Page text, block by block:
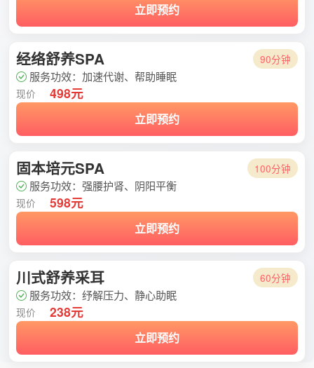
立即预约
经络舒养SPA 90分钟
服务功效：加速代谢、帮助睡眠
现价 498元
立即预约
固本培元SPA 100分钟
服务功效：强腰护肾、阴阳平衡
现价 598元
立即预约
川式舒养采耳 60分钟
服务功效：纾解压力、静心助眠
现价 238元
立即预约